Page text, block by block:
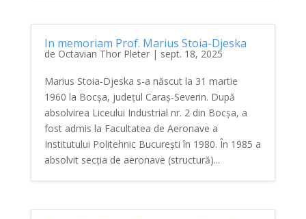
In memoriam Prof. Marius Stoia-Djeska
de Octavian Thor Pleter| sept. 18, 2025
Marius Stoia-Djeska s-a născut la 31 martie
1960 la Bocșa, județul Caraș-Severin. După
absolvirea Liceului Industrial nr. 2 din Bocșa, a
fost admis la Facultatea de Aeronave a
Institutului Politehnic București în 1980. În 1985 a
absolvit secția de aeronave (structură)...